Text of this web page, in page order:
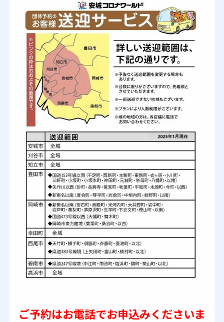
ご予約はお電話でお申込みくださいま